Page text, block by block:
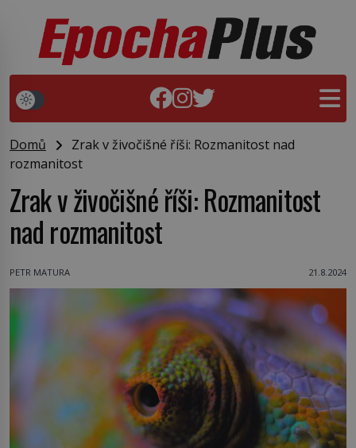
Domů
Zrak v živočišné říši: Rozmanitost nad
rozmanitost
Zrak v živočišné říši: Rozmanitost
nad rozmanitost
PETR MATURA 21.8.2024